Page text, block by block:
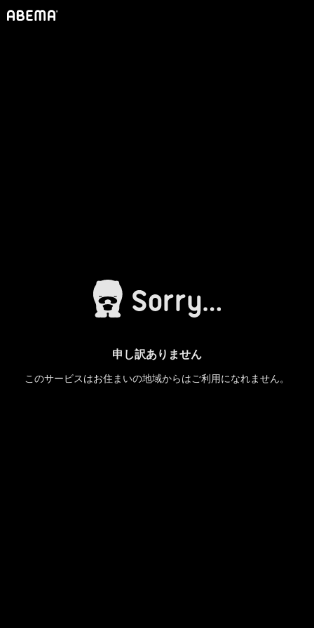
申し訳ありません
このサービスはお住まいの地域からはご利用になれません。